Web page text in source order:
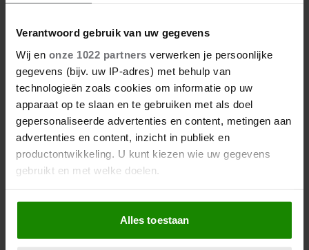
Verantwoord gebruik van uw gegevens
Wij en onze 1022 partners verwerken je persoonlijke
gegevens (bijv. uw IP-adres) met behulp van
technologieën zoals cookies om informatie op uw
apparaat op te slaan en te gebruiken met als doel
gepersonaliseerde advertenties en content, metingen aan
advertenties en content, inzicht in publiek en
productontwikkeling. U kunt kiezen wie uw gegevens
gebruikt en met welke doelen.
Als u het toestaat, willen we ook graag:
Informatie verzamelen over uw geografische
locatie, die tot een paar meter nauwkeurig kan zijn
Alles toestaan
27/04/2026
DE KONING IS JARIG: DEZE
PORTRETTEN VAN WILLEM-
ALEXANDER WIL JE NIET MISSEN